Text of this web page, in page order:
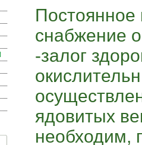
Постоянное
снабжение
-залог
ядовитых
необходим,